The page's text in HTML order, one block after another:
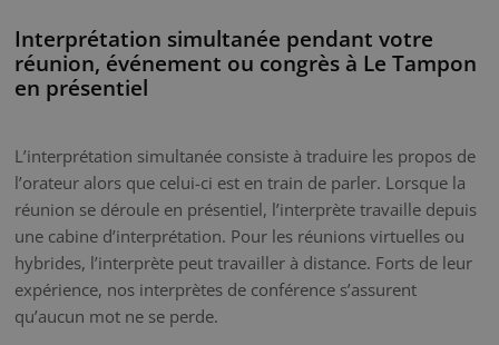
Interprétation simultanée pendant votre
réunion, événement ou congrès à Le Tampon
en présentiel
L’interprétation simultanée consiste à traduire les propos de
l’orateur alors que celui-ci est en train de parler. Lorsque la
réunion se déroule en présentiel, l’interprète travaille depuis
une cabine d’interprétation. Pour les réunions virtuelles ou
hybrides, l’interprète peut travailler à distance. Forts de leur
expérience, nos interprètes de conférence s’assurent
qu’aucun mot ne se perde.